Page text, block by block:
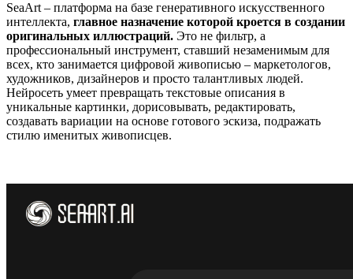
SeaArt – платформа на базе генеративного искусственного
интеллекта, главное назначение которой кроется в создании
оригинальных иллюстраций. Это не фильтр, а
профессиональный инструмент, ставший незаменимым для
всех, кто занимается цифровой живописью – маркетологов,
художников, дизайнеров и просто талантливых людей.
Нейросеть умеет превращать текстовые описания в
уникальные картинки, дорисовывать, редактировать,
создавать вариации на основе готового эскиза, подражать
стилю именитых живописцев.